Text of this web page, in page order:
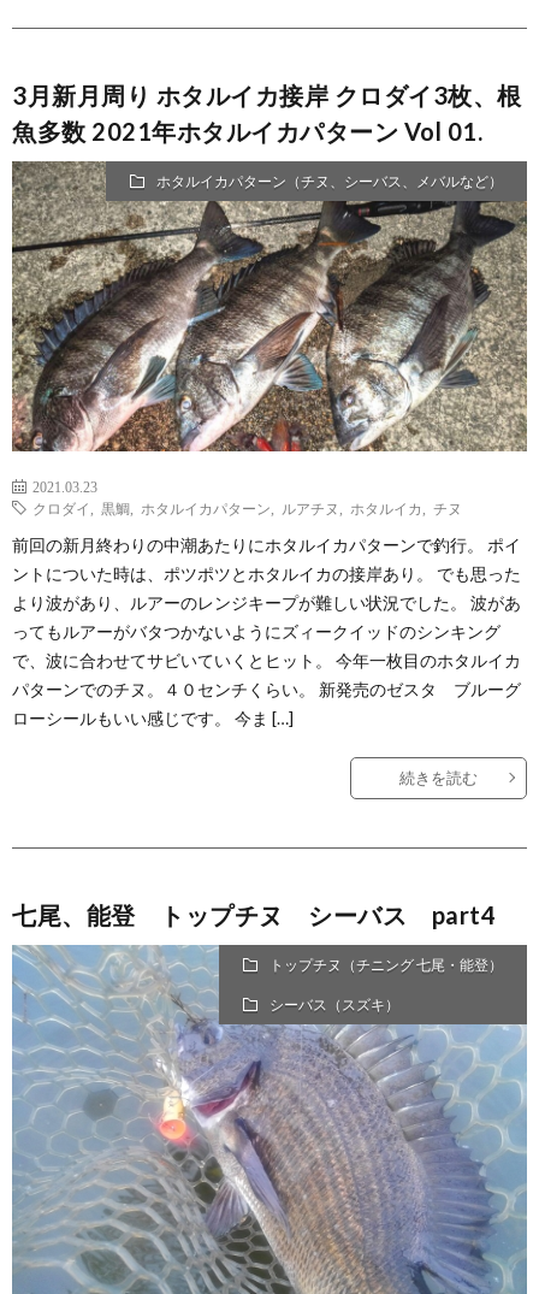
3月新月周り ホタルイカ接岸 クロダイ3枚、根
魚多数 2021年ホタルイカパターン Vol 01.
ホタルイカパターン（チヌ、シーバス、メバルなど）
2021.03.23
クロダイ
黒鯛 ホタルイカパターン ルアチヌ ホタルイカ チヌ
前回の新月終わりの中潮あたりにホタルイカパターンで釣行。 ポイ
ントについた時は、ポツポツとホタルイカの接岸あり。 でも思った
より波があり、ルアーのレンジキープが難しい状況でした。 波があ
ってもルアーがバタつかないようにズィークイッドのシンキング
で、波に合わせてサビいていくとヒット。 今年一枚目のホタルイカ
パターンでのチヌ。４０センチくらい。 新発売のゼスタ ブルーグ
ローシールもいい感じです。 今ま […]
続きを読む
七尾、能登 トップチヌ シーバス part4
トップチヌ（チニング 七尾・能登）
シーバス（スズキ）